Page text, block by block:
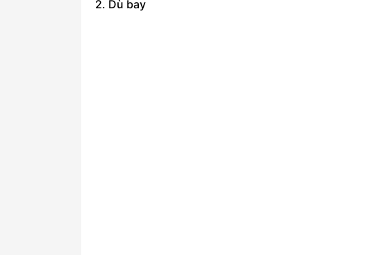
2. Dù bay